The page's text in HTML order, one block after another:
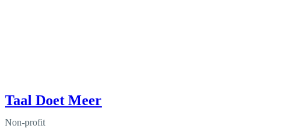
Taal Doet Meer
Non-profit